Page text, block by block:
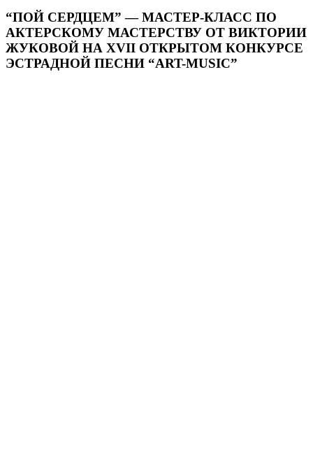
“ПОЙ СЕРДЦЕМ” — МАСТЕР-КЛАСС ПО
АКТЕРСКОМУ МАСТЕРСТВУ ОТ ВИКТОРИИ
ЖУКОВОЙ НА XVII ОТКРЫТОМ КОНКУРСЕ
ЭСТРАДНОЙ ПЕСНИ “ART-MUSIC”